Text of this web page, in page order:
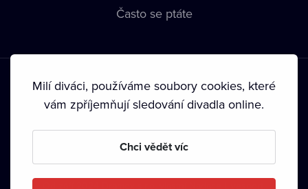
Často se ptáte
Podmínky používání • Ochrana soukromí • Zásady používání
• Autorská práva•
Milí diváci, používáme soubory cookies, které
vám zpříjemňují sledování divadla online.
Chci vědět víc